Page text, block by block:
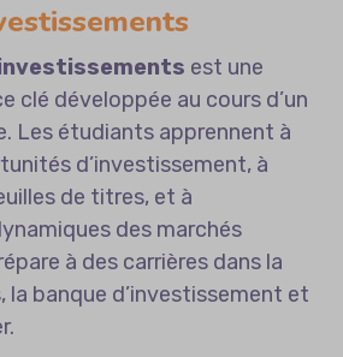
est une
clé développée au cours d’un
Les étudiants apprennent à
d’investissement, à
de titres, et à
des marchés
à des carrières dans la
banque d’investissement et